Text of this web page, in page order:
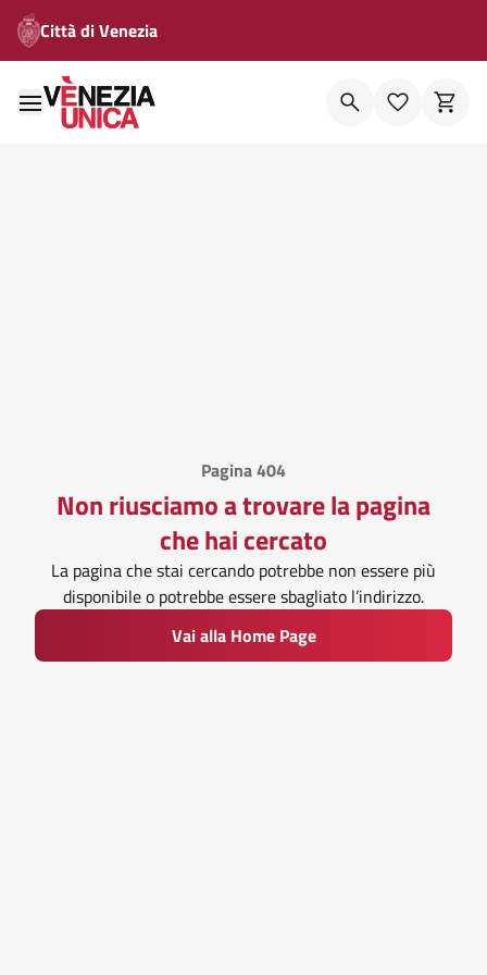
Città di Venezia
Pagina 404
Non riusciamo a trovare la pagina
che hai cercato
La pagina che stai cercando potrebbe non essere più
disponibile o potrebbe essere sbagliato l’indirizzo.
Vai alla Home Page